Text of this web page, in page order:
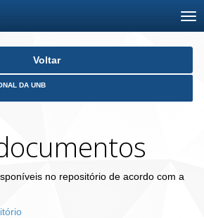
Voltar
DA UNB
no repositório de acordo com a